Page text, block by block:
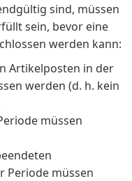
sind, müssen
sein, bevor eine
werden kann:
Artikelposten in der
werden (d. h. kein
müssen
Periode müssen